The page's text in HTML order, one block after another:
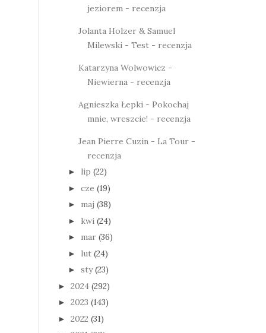
jeziorem - recenzja
Jolanta Holzer & Samuel
Milewski - Test - recenzja
Katarzyna Wolwowicz -
Niewierna - recenzja
Agnieszka Łepki - Pokochaj
mnie, wreszcie! - recenzja
Jean Pierre Cuzin - La Tour -
recenzja
► lip (22)
► cze (19)
► maj (38)
► kwi (24)
► mar (36)
► lut (24)
► sty (23)
► 2024 (292)
► 2023 (143)
► 2022 (31)